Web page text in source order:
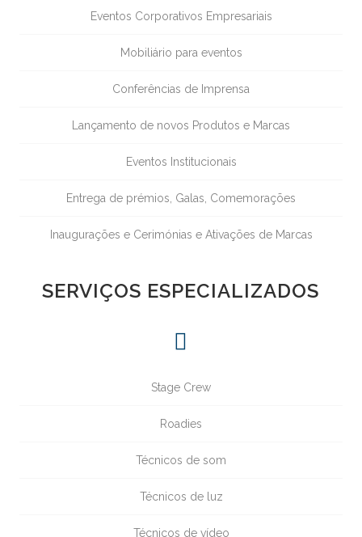
Eventos Corporativos Empresariais
Mobiliário para eventos
Conferências de Imprensa
Lançamento de novos Produtos e Marcas
Eventos Institucionais
Entrega de prémios, Galas, Comemorações
Inaugurações e Cerimónias e Ativações de Marcas
SERVIÇOS ESPECIALIZADOS
Stage Crew
Roadies
Técnicos de som
Técnicos de luz
Técnicos de vídeo